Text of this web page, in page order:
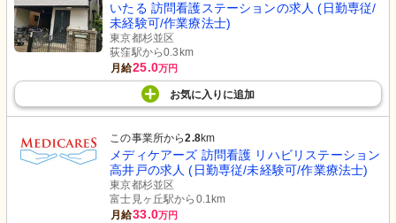
いたる 訪問看護ステーションの求人 (日勤専従/
未経験可/作業療法士)
東京都杉並区
荻窪駅から0.3km
月給25.0万円
お気に入り に追加
この事業所から2.8km
メディケアーズ 訪問看護 リハビリステーション
高井戸の求人 (日勤専従/未経験可/作業療法士)
東京都杉並区
富士見ヶ丘駅から0.1km
月給33.0万円